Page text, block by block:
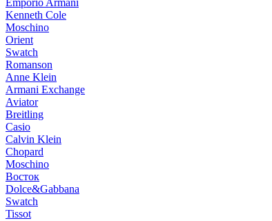
Emporio Armani
Kenneth Cole
Moschino
Orient
Swatch
Romanson
Anne Klein
Armani Exchange
Aviator
Breitling
Casio
Calvin Klein
Chopard
Moschino
Восток
Dolce&Gabbana
Swatch
Tissot